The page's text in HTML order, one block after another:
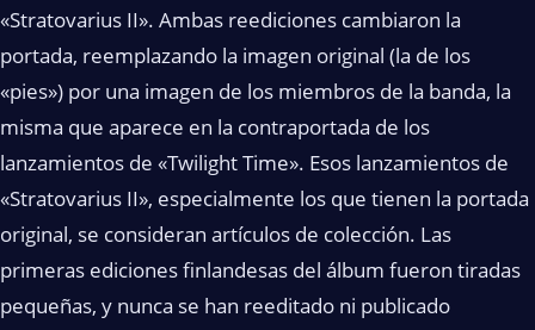
«Stratovarius II». Ambas reediciones cambiaron la
portada, reemplazando la imagen original (la de los
«pies») por una imagen de los miembros de la banda, la
misma que aparece en la contraportada de los
lanzamientos de «Twilight Time». Esos lanzamientos de
«Stratovarius II», especialmente los que tienen la portada
original, se consideran artículos de colección. Las
primeras ediciones finlandesas del álbum fueron tiradas
pequeñas, y nunca se han reeditado ni publicado